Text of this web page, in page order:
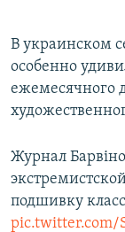
В украинском
особенно
ежемесячного
Журнал
подшивку
pic.twitter.com/